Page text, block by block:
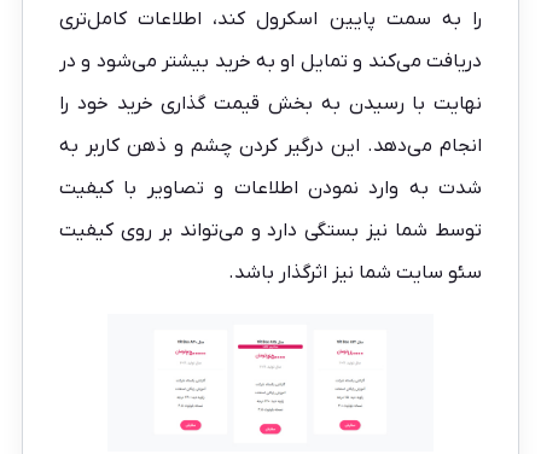
را به سمت پایین اسکرول کند، اطلاعات کامل‌تری
دریافت می‌کند و تمایل او به خرید بیشتر می‌شود و در
نهایت با رسیدن به بخش قیمت گذاری خرید خود را
انجام می‌دهد. این درگیر کردن چشم و ذهن کاربر به
شدت به وارد نمودن اطلاعات و تصاویر با کیفیت
توسط شما نیز بستگی دارد و می‌تواند بر روی کیفیت
سئو سایت شما نیز اثرگذار باشد.